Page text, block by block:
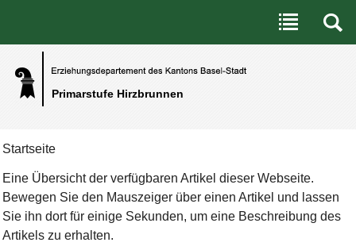
Primarstufe Hirzbrunnen
Benutzerspezifische Werkzeuge
Direkt zum Inhalt|Direkt zur Navigation
Startseite
Eine Übersicht der verfügbaren Artikel dieser Webseite.
Bewegen Sie den Mauszeiger über einen Artikel und lassen
Sie ihn dort für einige Sekunden, um eine Beschreibung des
Artikels zu erhalten.